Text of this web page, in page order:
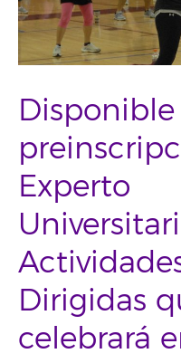
Disponible
Experto
Dirigidas
celebrará